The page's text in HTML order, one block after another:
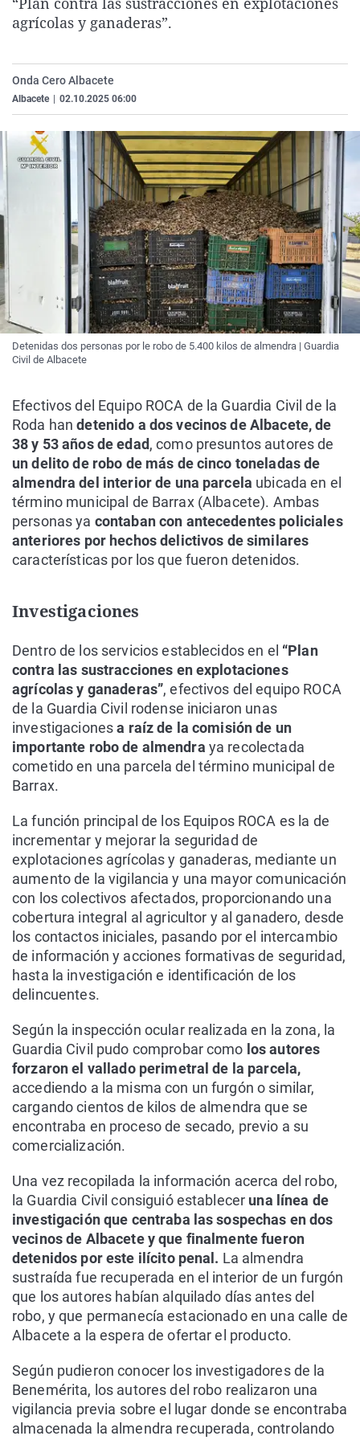
La rosa de los vientos
Como el perro y el
Caso
Equipo de
Extremadura
La Rioja
Virales
Elecciones
agrícolas y ganaderas”.
Onda Cero Albacete
Albacete 02.10.2025 06:00
Detenidas dos personas por le robo de 5.400 kilos de almendra | Guardia
Civil de Albacete
Efectivos del Equipo ROCA de la Guardia Civil de la
Roda handetenido a dos vecinos de Albacete, de
38 y 53 años de edad, como presuntos autores de
un delito de robo de más de cinco toneladas de
almendra del interior de una parcela ubicada en el
término municipal de Barrax (Albacete). Ambas
personas ya contaban con antecedentes policiales
anteriores por hechos delictivos de similares
características por los que fueron detenidos.
Investigaciones
Dentro de los servicios establecidos en el “Plan
contra las sustracciones en explotaciones
agrícolas y ganaderas”, efectivos del equipo ROCA
de la Guardia Civil rodense iniciaron unas
investigacionesa raíz de la comisión de un
importante robo de almendra ya recolectada
cometido en una parcela del término municipal de
Barrax.
La función principal de los Equipos ROCA es la de
incrementar y mejorar la seguridad de
explotaciones agrícolas y ganaderas, mediante un
aumento de la vigilancia y una mayor comunicación
con los colectivos afectados, proporcionando una
cobertura integral al agricultor y al ganadero, desde
los contactos iniciales, pasando por el intercambio
de información y acciones formativas de seguridad,
hasta la investigación e identificación de los
delincuentes.
Según la inspección ocular realizada en la zona, la
Guardia Civil pudo comprobar como los autores
forzaron el vallado perimetral de la parcela,
accediendo a la misma con un furgón o similar,
cargando cientos de kilos de almendra que se
encontraba en proceso de secado, previo a su
comercialización.
Una vez recopilada la información acerca del robo,
la Guardia Civil consiguió establecer una línea de
investigación que centraba las sospechas en dos
vecinos de Albacete y que finalmente fueron
detenidos por este ilícito penal. La almendra
sustraída fue recuperada en el interior de un furgón
que los autores habían alquilado días antes del
robo, y que permanecía estacionado en una calle de
Albacete a la espera de ofertar el producto.
Según pudieron conocer los investigadores de la
Benemérita, los autores del robo realizaron una
vigilancia previa sobre el lugar donde se encontraba
almacenada la almendra recuperada, controlando